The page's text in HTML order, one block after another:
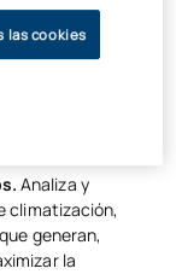
de
planes
energía,
renovables
Analiza y
climatización,
generan,
la
las cookies